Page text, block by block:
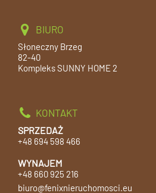
BIURO
Słoneczny Brzeg
82-40
Kompleks SUNNY HOME 2
KONTAKT
SPRZEDAŻ
+48 694 598 466
WYNAJEM
+48 660 925 216
biuro@fenixnieruchomosci.eu